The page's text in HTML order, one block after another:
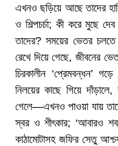
এখনও ছড়িয়ে আছে তাদের
ও শিল্পচর্চা; কী করে মুছে
তাদের? সময়ের ভেতর
রেখে দিয়ে গেছে, জীবনের
চিরকালীন ‘প্রেমবন্ধন’
নিলয়ের কাছে গিয়ে
গেলে—এখনও পাওয়া যায়
স্বর ও শীৎকার; ‘আবারও
কাঠামোটাসহ জফির সেতু